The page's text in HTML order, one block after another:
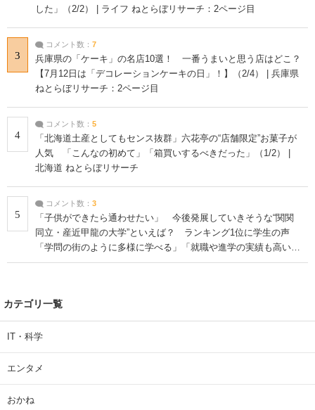
した」（2/2） | ライフ ねとらぼリサーチ：2ページ目
3
コメント数： 7
兵庫県の「ケーキ」の名店10選！ 一番うまいと思う店はどこ？
【7月12日は「デコレーションケーキの日」！】（2/4） | 兵庫県
ねとらぼリサーチ：2ページ目
4
コメント数： 5
「北海道土産としてもセンス抜群」六花亭の“店舗限定”お菓子が
人気 「こんなの初めて」「箱買いするべきだった」（1/2） |
北海道 ねとらぼリサーチ
5
コメント数： 3
「子供ができたら通わせたい」 今後発展していきそうな“関関
同立・産近甲龍の大学”といえば？ ランキング1位に学生の声
「学問の街のように多様に学べる」「就職や進学の実績も高い」
| 大学 ねとらぼリサーチ
カテゴリ一覧
IT・科学
エンタメ
おかね